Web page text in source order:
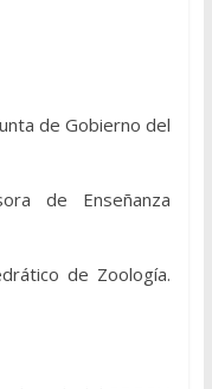
de Gobierno del
de Enseñanza
de Zoología.